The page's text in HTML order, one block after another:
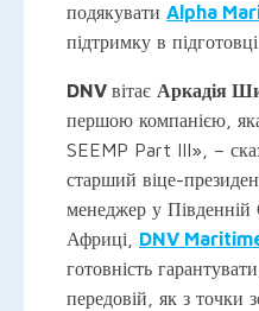
подякувати Alpha
підтримку в
DNV вітає Аркадія
першою компанією,
SEEMP Part III», –
старший віце-
менеджер у Південній
Африці, DNV
готовність
передовій, як з точки